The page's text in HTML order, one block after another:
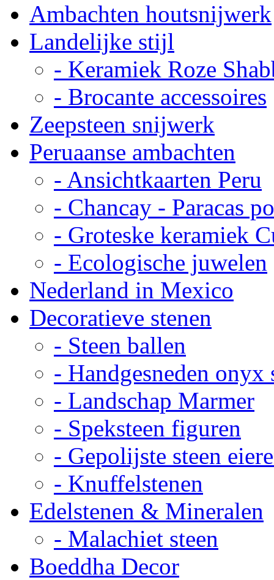
Ambachten houtsnijwerk
Landelijke stijl
- Keramiek Roze
- Brocante accessoires
Zeepsteen snijwerk
Peruaanse ambachten
- Ansichtkaarten Peru
- Chancay - Paracas
- Groteske keramiek
- Ecologische juwelen
Nederland in Mexico
Decoratieve stenen
- Steen ballen
- Handgesneden onyx
- Landschap Marmer
- Speksteen figuren
- Gepolijste steen
- Knuffelstenen
Edelstenen & Mineralen
- Malachiet steen
Boeddha Decor